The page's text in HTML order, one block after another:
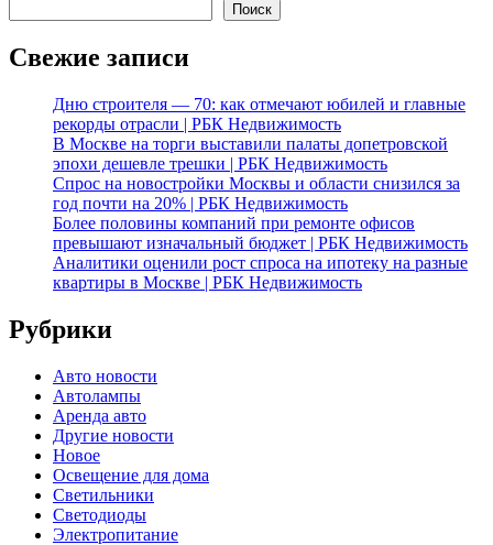
Поиск
Свежие записи
Дню строителя — 70: как отмечают юбилей и главные
рекорды отрасли | РБК Недвижимость
В Москве на торги выставили палаты допетровской
эпохи дешевле трешки | РБК Недвижимость
Спрос на новостройки Москвы и области снизился за
год почти на 20% | РБК Недвижимость
Более половины компаний при ремонте офисов
превышают изначальный бюджет | РБК Недвижимость
Аналитики оценили рост спроса на ипотеку на разные
квартиры в Москве | РБК Недвижимость
Рубрики
Авто новости
Автолампы
Аренда авто
Другие новости
Новое
Освещение для дома
Светильники
Светодиоды
Электропитание